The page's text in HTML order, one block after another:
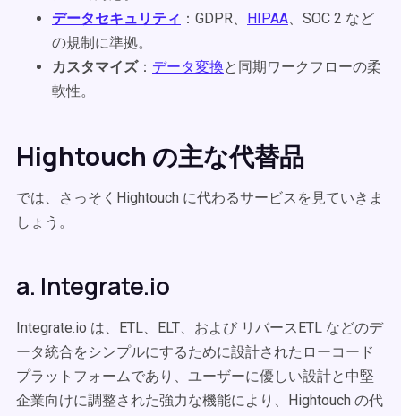
データセキュリティ ：GDPR、 HIPAA、SOC 2 など
の規制に準拠。
カスタマイズ： データ変換と同期ワークフローの柔
軟性。
Hightouch の主な代替品
では、さっそくHightouch に代わるサービスを見ていきま
しょう。
a. Integrate.io
Integrate.io は、ETL、ELT、および リバースETL などのデ
ータ統合をシンプルにするために設計されたローコード
プラットフォームであり、ユーザーに優しい設計と中堅
企業向けに調整された強力な機能により、Hightouch の代